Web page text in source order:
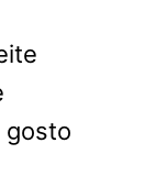
gosto